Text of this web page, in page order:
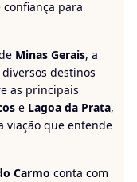
para
Minas Gerais, a
destinos
as principais
e Lagoa da Prata,
viação que entende
Carmo conta com